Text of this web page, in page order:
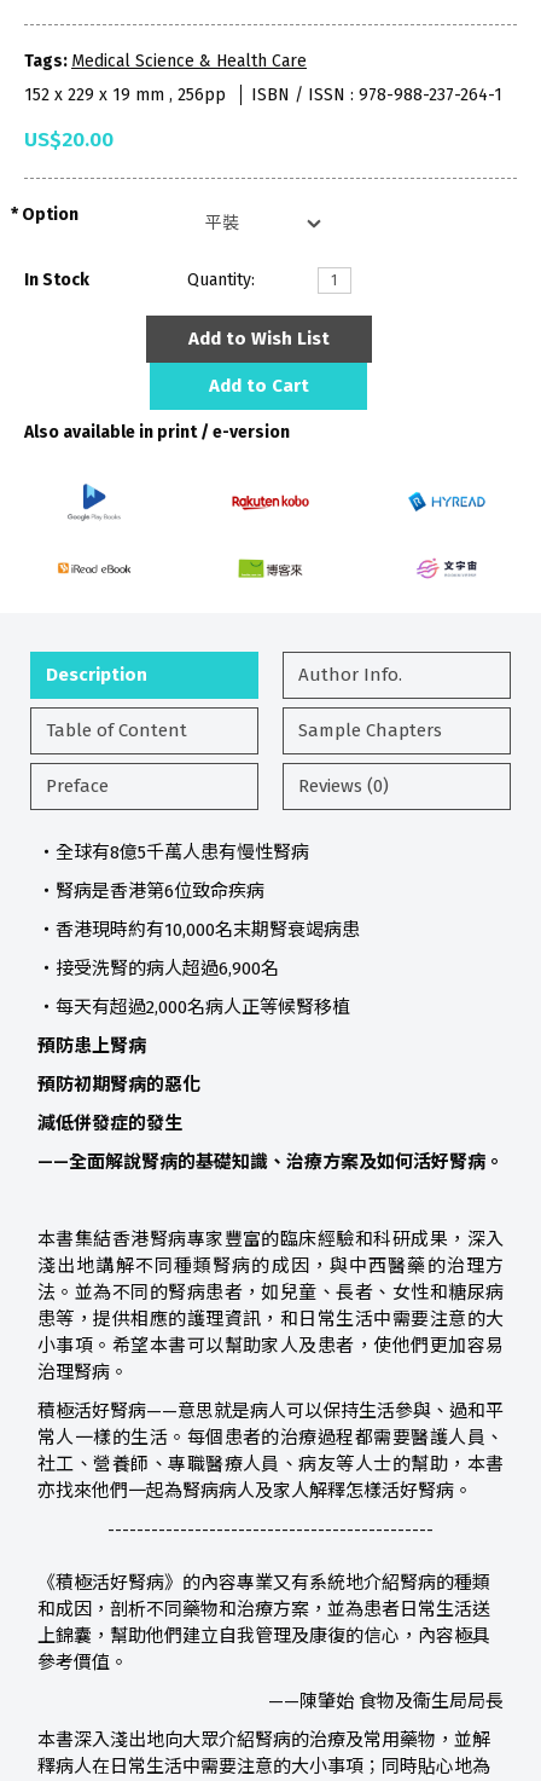
Tags: Medical Science & Health Care
152 x 229 x 19 mm , 256pp
ISBN / ISSN : 978-988-237-264-1
US$20.00
Option
In Stock Quantity:
Add to Wish List
Add to Cart
Also available in print / e-version
Description Author Info.
Table of Content Sample Chapters
Preface Reviews (0)
・全球有8億5千萬人患有慢性腎病
・腎病是香港第6位致命疾病
・香港現時約有10,000名末期腎衰竭病患
・接受洗腎的病人超過6,900名
・每天有超過2,000名病人正等候腎移植
預防患上腎病
預防初期腎病的惡化
減低併發症的發生
——全面解說腎病的基礎知識、治療方案及如何活好腎病。
本書集結香港腎病專家豐富的臨床經驗和科研成果，深入
淺出地講解不同種類腎病的成因，與中西醫藥的治理方
法。並為不同的腎病患者，如兒童、長者、女性和糖尿病
患等，提供相應的護理資訊，和日常生活中需要注意的大
小事項。希望本書可以幫助家人及患者，使他們更加容易
治理腎病。
積極活好腎病——意思就是病人可以保持生活參與、過和平
常人一樣的生活。每個患者的治療過程都需要醫護人員、
社工、營養師、專職醫療人員、病友等人士的幫助，本書
亦找來他們一起為腎病病人及家人解釋怎樣活好腎病。
---------------------------------------------
《積極活好腎病》的內容專業又有系統地介紹腎病的種類
和成因，剖析不同藥物和治療方案，並為患者日常生活送
上錦囊，幫助他們建立自我管理及康復的信心，內容極具
參考價值。
——陳肇始 食物及衞生局局長
本書深入淺出地向大眾介紹腎病的治療及常用藥物，並解
釋病人在日常生活中需要注意的大小事項；同時貼心地為